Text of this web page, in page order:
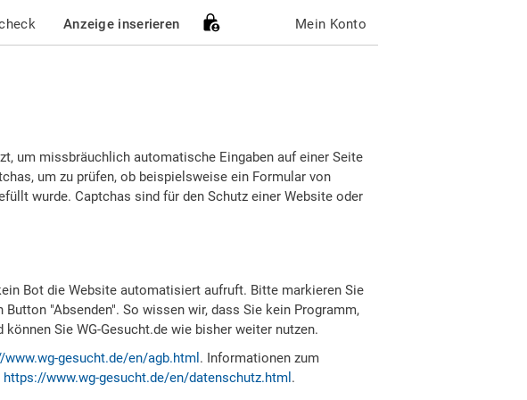
Anzeige inserieren Mein Konto
um missbräuchlich automatische Eingaben auf einer Seite
um zu prüfen, ob beispielsweise ein Formular von
wurde. Captchas sind für den Schutz einer Website oder
Bot die Website automatisiert aufruft. Bitte markieren Sie
"Absenden". So wissen wir, dass Sie kein Programm,
Sie WG-Gesucht.de wie bisher weiter nutzen.
www.wg-gesucht.de/en/agb.html . Informationen zum
https://www.wg-gesucht.de/en/datenschutz.html .